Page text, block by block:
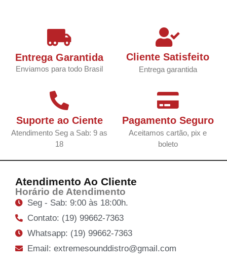
Entrega Garantida
Enviamos para todo Brasil
Cliente Satisfeito
Entrega garantida
Suporte ao Ciente
Atendimento Seg a Sab: 9 as
18
Pagamento Seguro
Aceitamos cartão, pix e
boleto
Atendimento Ao Cliente
Horário de Atendimento
Seg - Sab: 9:00 às 18:00h.
Contato: (19) 99662-7363
Whatsapp: (19) 99662-7363
Email: extremesounddistro@gmail.com